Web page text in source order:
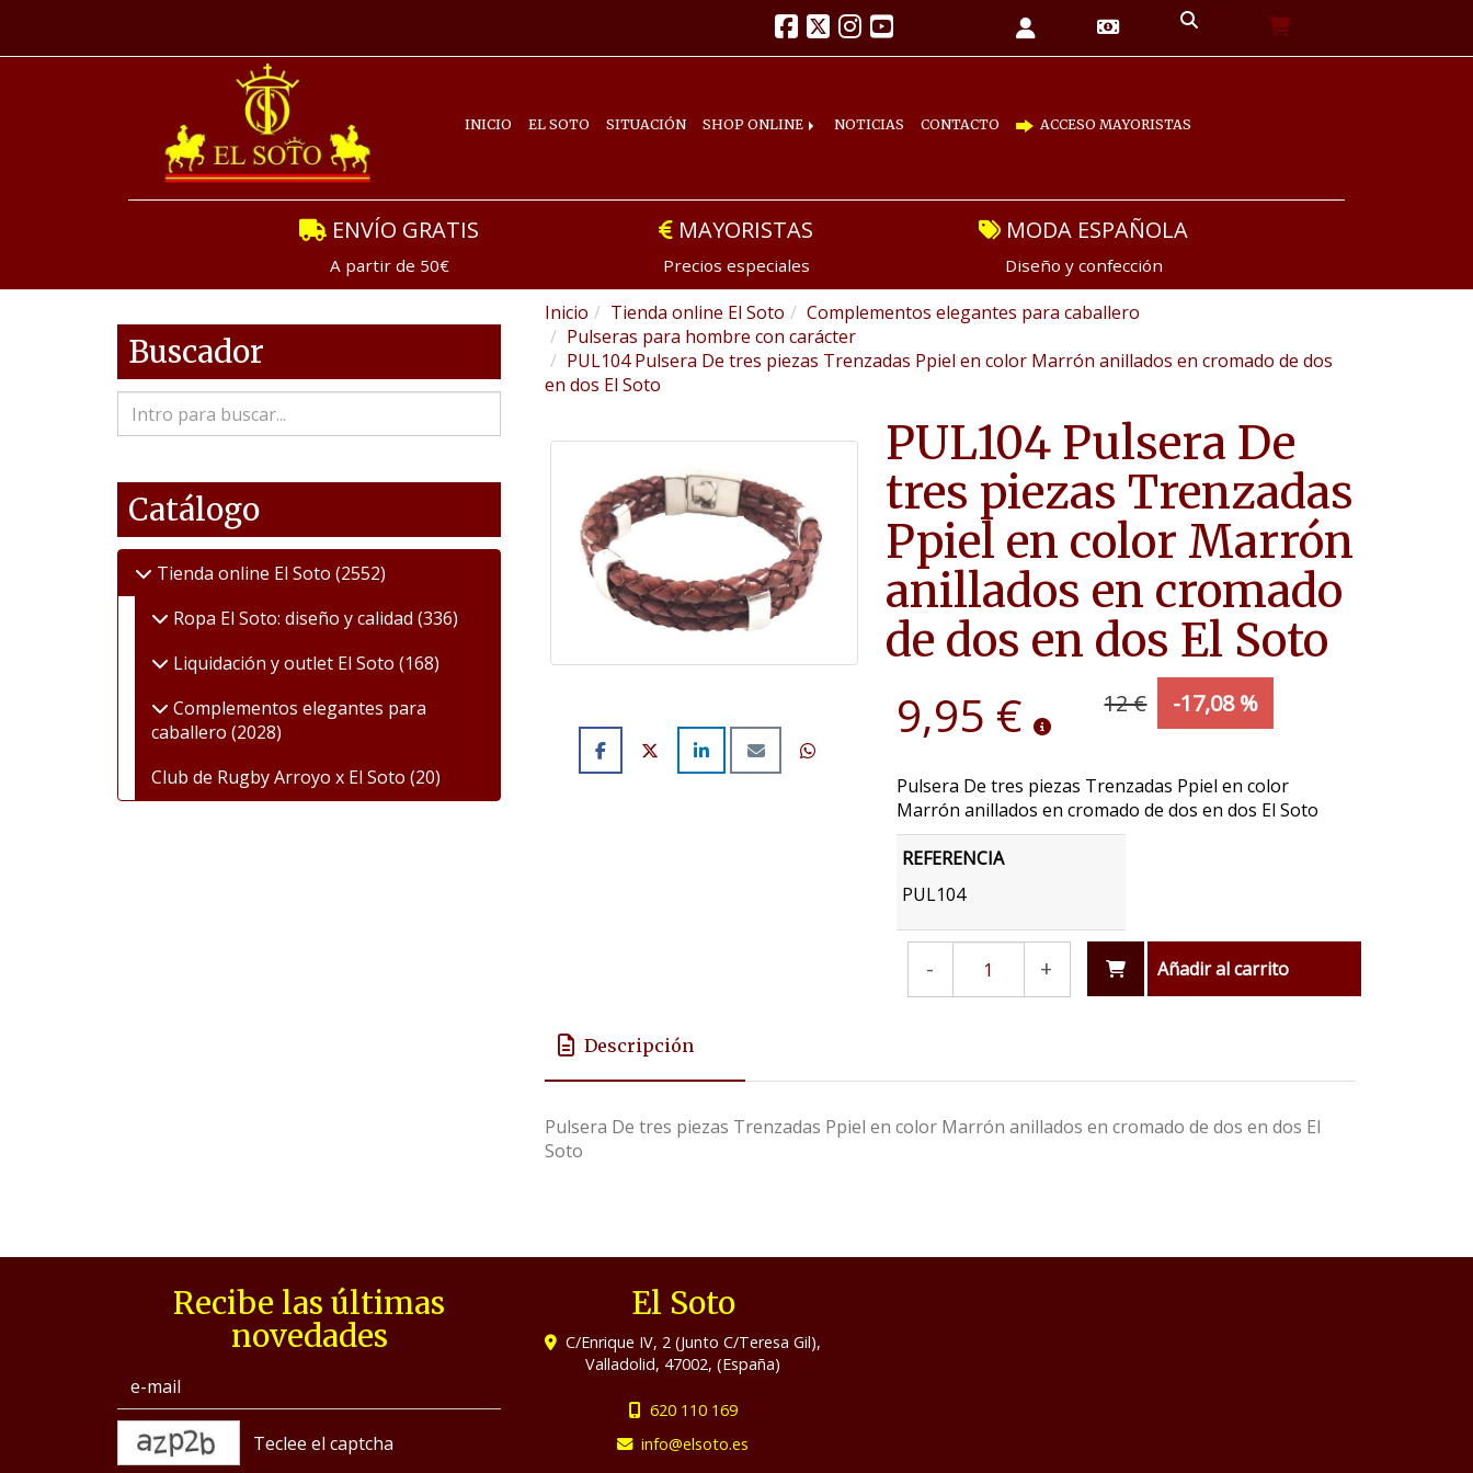
INICIO EL SOTO SITUACIÓN SHOP ONLINE NOTICIAS CONTACTO ACCESO MAYORISTAS
ENVÍO GRATIS
A partir de 50€
MAYORISTAS
Precios especiales
MODA ESPAÑOLA
Diseño y confección
Inicio Tienda online El Soto
Complementos elegantes para caballero
Pulseras para hombre con carácter
PUL104 Pulsera De tres piezas Trenzadas Ppiel en color Marrón anillados en cromado de dos
en dos El Soto
PUL104 Pulsera De
tres piezas Trenzadas
Ppiel en color Marrón
anillados en cromado
de dos en dos El Soto
9,95 € 12 € -17,08 %
Pulsera De tres piezas Trenzadas Ppiel en color
Marrón anillados en cromado de dos en dos El Soto
REFERENCIA
PUL104
- + Añadir al carrito
Descripción
Pulsera De tres piezas Trenzadas Ppiel en color Marrón anillados en cromado de dos en dos El
Soto
Buscador
Catálogo
Tienda online El Soto (2552)
Ropa El Soto: diseño y calidad (336)
Liquidación y outlet El Soto (168)
Complementos elegantes para
caballero (2028)
Club de Rugby Arroyo x El Soto (20)
Recibe las últimas
novedades
El Soto
C/Enrique IV, 2 (Junto C/Teresa Gil),
Valladolid, 47002,(España)
620 110 169
info
elsoto.es